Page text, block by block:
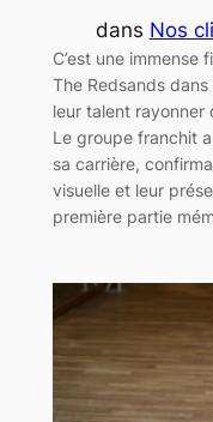
dans Nos
C’est une immense
The Redsands
leur talent rayonner
Le groupe franchit
sa carrière,
visuelle et leur
première partie